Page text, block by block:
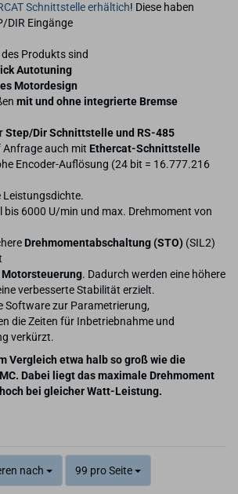
Schnittstelle erhältich! Diese haben
DIR Eingänge
Produkts sind
Autotuning
Motordesign
mit und ohne integrierte Bremse
Step/Dir Schnittstelle und RS-485
Anfrage auch mit Ethercat-Schnittstelle
Encoder-Auflösung (24 bit = 16.777.216
Leistungsdichte.
bis 6000 U/min und max. Drehmoment von
Drehmomentabschaltung (STO) (SIL2)
. Dadurch werden eine höhere
verbesserte Stabilität erzielt.
Software zur Parametrierung,
die Zeiten für Inbetriebnahme und
verkürzt.
Vergleich etwa halb so groß wie die
Dabei liegt das maximale Drehmoment
bei gleicher Watt-Leistung.
nach 99 pro Seite